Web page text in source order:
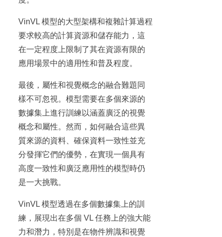
VinVL 模型的大型架構和複雜計算過程
要求較高的計算資源和儲存能力，這
在一定程度上限制了其在資源有限的
應用場景中的適用性和普及程度。
最後，屬性和視覺概念的融合難題同
樣不可忽視。模型需要在多個來源的
數據集上進行訓練以涵蓋廣泛的視覺
概念和屬性。然而，如何融合這些異
質來源的資料、確保資料一致性並充
分發揮它們的優勢，在實現一個具有
高度一致性和廣泛應用性的模型時仍
是一大挑戰。
VinVL 模型透過在多個數據集上的訓
練，展現出在多個 VL 任務上的強大能
力和潛力，特別是在物件辨識和視覺